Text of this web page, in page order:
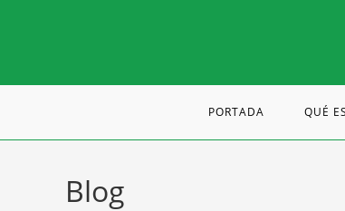
PORTADA QUÉ
Blog